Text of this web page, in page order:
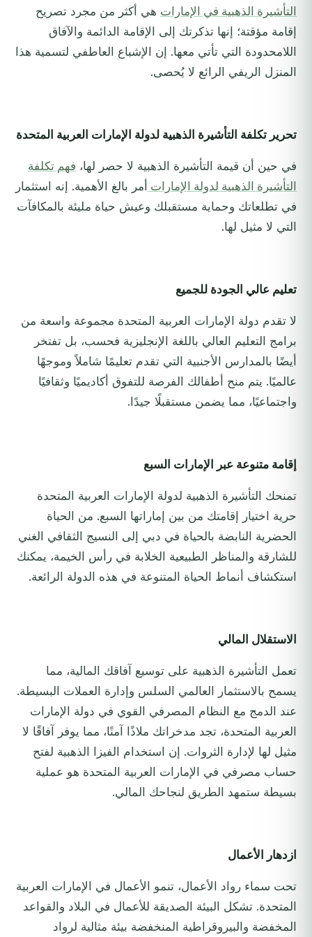
التأشيرة الذهبية في الإمارات هي أكثر من مجرد تصريح
إقامة مؤقتة؛ إنها تذكرتك إلى الإقامة الدائمة والآفاق
اللامحدودة التي تأتي معها. إن الإشباع العاطفي لتسمية هذا
المنزل الريفي الرائع لا يُحصى.
تحرير تكلفة التأشيرة الذهبية لدولة الإمارات العربية المتحدة
في حين أن قيمة التأشيرة الذهبية لا حصر لها، فهم تكلفة
التأشيرة الذهبية لدولة الإمارات أمر بالغ الأهمية. إنه استثمار
في تطلعاتك وحماية مستقبلك وعيش حياة مليئة بالمكافآت
التي لا مثيل لها.
تعليم عالي الجودة للجميع
لا تقدم دولة الإمارات العربية المتحدة مجموعة واسعة من
برامج التعليم العالي باللغة الإنجليزية فحسب، بل تفتخر
أيضًا بالمدارس الأجنبية التي تقدم تعليمًا شاملاً وموجهًا
عالميًا. يتم منح أطفالك الفرصة للتفوق أكاديميًا وثقافيًا
واجتماعيًا، مما يضمن مستقبلًا جيدًا.
إقامة متنوعة عبر الإمارات السبع
تمنحك التأشيرة الذهبية لدولة الإمارات العربية المتحدة
حرية اختيار إقامتك من بين إماراتها السبع. من الحياة
الحضرية النابضة بالحياة في دبي إلى النسيج الثقافي الغني
للشارقة والمناظر الطبيعية الخلابة في رأس الخيمة، يمكنك
استكشاف أنماط الحياة المتنوعة في هذه الدولة الرائعة.
الاستقلال المالي
تعمل التأشيرة الذهبية على توسيع آفاقك المالية، مما
يسمح بالاستثمار العالمي السلس وإدارة العملات البسيطة.
عند الدمج مع النظام المصرفي القوي في دولة الإمارات
العربية المتحدة، تجد مدخراتك ملاذًا آمنًا، مما يوفر آفاقًا لا
مثيل لها لإدارة الثروات. إن استخدام الفيزا الذهبية لفتح
حساب مصرفي في الإمارات العربية المتحدة هو عملية
بسيطة ستمهد الطريق لنجاحك المالي.
ازدهار الأعمال
تحت سماء رواد الأعمال، تنمو الأعمال في الإمارات العربية
المتحدة. تشكل البيئة الصديقة للأعمال في البلاد والقواعد
المخفضة والبيروقراطية المنخفضة بيئة مثالية لرواد